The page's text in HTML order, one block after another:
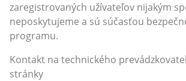
zaregistrovaných užívateľov nijakým
neposkytujeme a sú súčasťou
programu.
Kontakt na technického
stránky